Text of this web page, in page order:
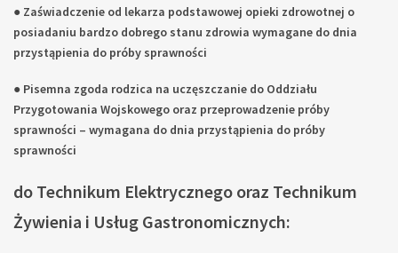
● Zaświadczenie od lekarza podstawowej opieki zdrowotnej o
posiadaniu bardzo dobrego stanu zdrowia wymagane do dnia
przystąpienia do próby sprawności
● Pisemna zgoda rodzica na uczęszczanie do Oddziału
Przygotowania Wojskowego oraz przeprowadzenie próby
sprawności – wymagana do dnia przystąpienia do próby
sprawności
do Technikum Elektrycznego oraz Technikum
Żywienia i Usług Gastronomicznych: